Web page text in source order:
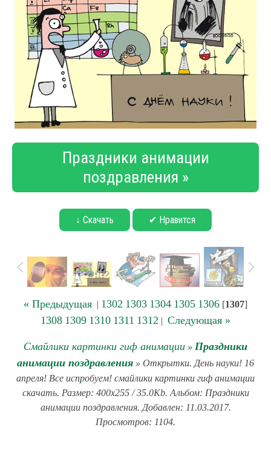
Праздники анимации
поздравления »
↓ Скачать ✔ Нравится
« Предыдущая | 1302 1303 1304 1305 1306 [1307]
1308 1309 1310 1311 1312 | Следующая »
Смайлики картинки гиф анимации » Праздники
анимации поздравления » Открытки. День науки! 16
апреля! Все испробуем! смайлики картинки гиф анимации
скачать. Размер: 400x255 / 35.0Kb. Альбом: Праздники
анимации поздравления. Добавлен: 11.03.2017.
Просмотров: 1104.